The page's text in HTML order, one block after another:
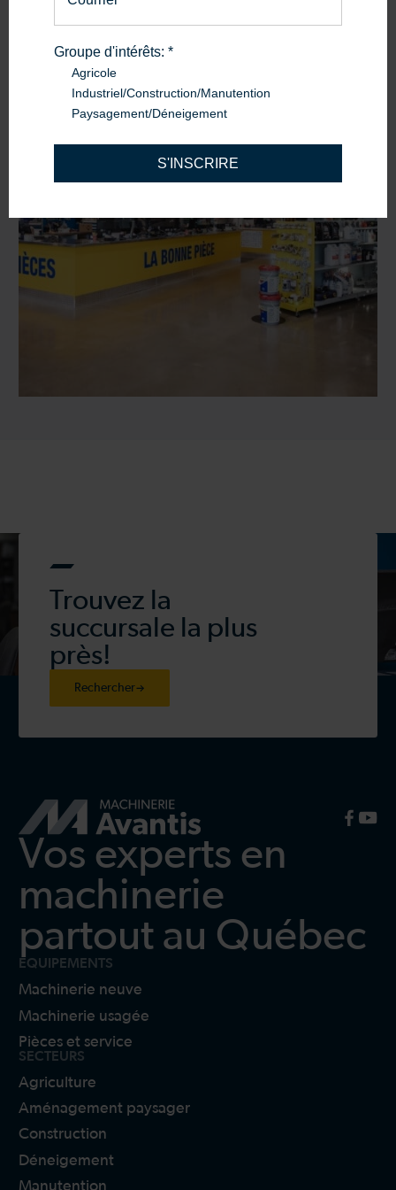
Nous joindre
Trouvez la
succursale la plus
près!
Rechercher
Vos experts en
machinerie
partout au Québec
ÉQUIPEMENTS
Machinerie neuve
Machinerie usagée
Pièces et service
SECTEURS
Agriculture
Aménagement paysager
Construction
Déneigement
Manutention
Groupe d'intérêts: *
Agricole
Industriel/Construction/Manutention
Paysagement/Déneigement
S'INSCRIRE